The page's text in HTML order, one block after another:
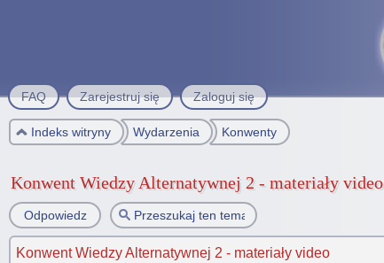
FAQ Zarejestruj się Zaloguj się
Indeks witryny Wydarzenia Konwenty
Konwent Wiedzy Alternatywnej 2 - materiały video
Odpowiedz
Konwent Wiedzy Alternatywnej 2 - materiały video